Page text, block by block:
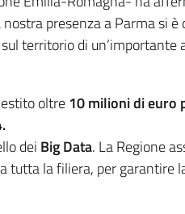
presenza a Parma si
territorio di
oltre10 milioni di euro
dei Big Data. La Regione
tutta la filiera, per